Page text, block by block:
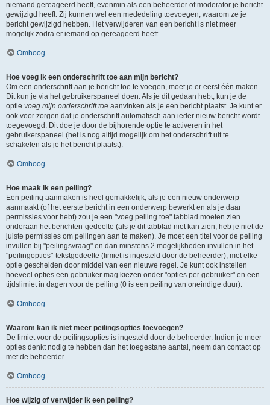
niemand gereageerd heeft, evenmin als een beheerder of moderator je bericht
gewijzigd heeft. Zij kunnen wel een mededeling toevoegen, waarom ze je
bericht gewijzigd hebben. Het verwijderen van een bericht is niet meer
mogelijk zodra er iemand op gereageerd heeft.
Omhoog
Hoe voeg ik een onderschrift toe aan mijn bericht?
Om een onderschrift aan je bericht toe te voegen, moet je er eerst één maken.
Dit kun je via het gebruikerspaneel doen. Als je dit gedaan hebt, kun je de
optie voeg mijn onderschrift toe aanvinken als je een bericht plaatst. Je kunt er
ook voor zorgen dat je onderschrift automatisch aan ieder nieuw bericht wordt
toegevoegd. Dit doe je door de bijhorende optie te activeren in het
gebruikerspaneel (het is nog altijd mogelijk om het onderschrift uit te
schakelen als je het bericht plaatst).
Omhoog
Hoe maak ik een peiling?
Een peiling aanmaken is heel gemakkelijk, als je een nieuw onderwerp
aanmaakt (of het eerste bericht in een onderwerp bewerkt en als je daar
permissies voor hebt) zou je een "voeg peiling toe" tabblad moeten zien
onderaan het berichten-gedeelte (als je dit tabblad niet kan zien, heb je niet de
juiste permissies om peilingen aan te maken). Je moet een titel voor de peiling
invullen bij "peilingsvraag" en dan minstens 2 mogelijkheden invullen in het
"peilingopties"-tekstgedeelte (limiet is ingesteld door de beheerder), met elke
optie gescheiden door middel van een nieuwe regel. Je kunt ook instellen
hoeveel opties een gebruiker mag kiezen onder "opties per gebruiker" en een
tijdslimiet in dagen voor de peiling (0 is een peiling van oneindige duur).
Omhoog
Waarom kan ik niet meer peilingsopties toevoegen?
De limiet voor de peilingsopties is ingesteld door de beheerder. Indien je meer
opties denkt nodig te hebben dan het toegestane aantal, neem dan contact op
met de beheerder.
Omhoog
Hoe wijzig of verwijder ik een peiling?